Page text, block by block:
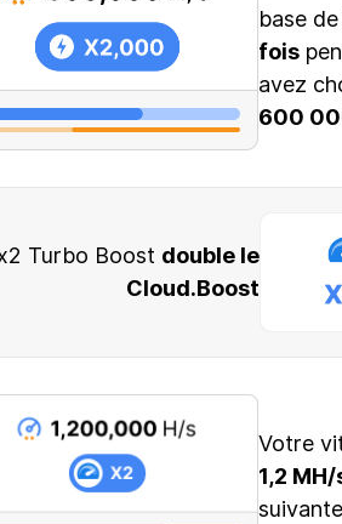
base de
fois
avez
600
Turbo Boost double le
Cloud.Boost
Votre
1,2 MH/